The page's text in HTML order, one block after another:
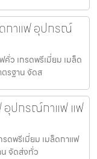
ดกาแฟ อุปกรณ์
คั่ว เกรดพรีเมี่ยม เมล็ด
รฐาน จัดส
อุปกรณ์กาแฟ แฟ
ดพรีเมี่ยม เมล็ดกาแฟ
จัดส่งทั่ว